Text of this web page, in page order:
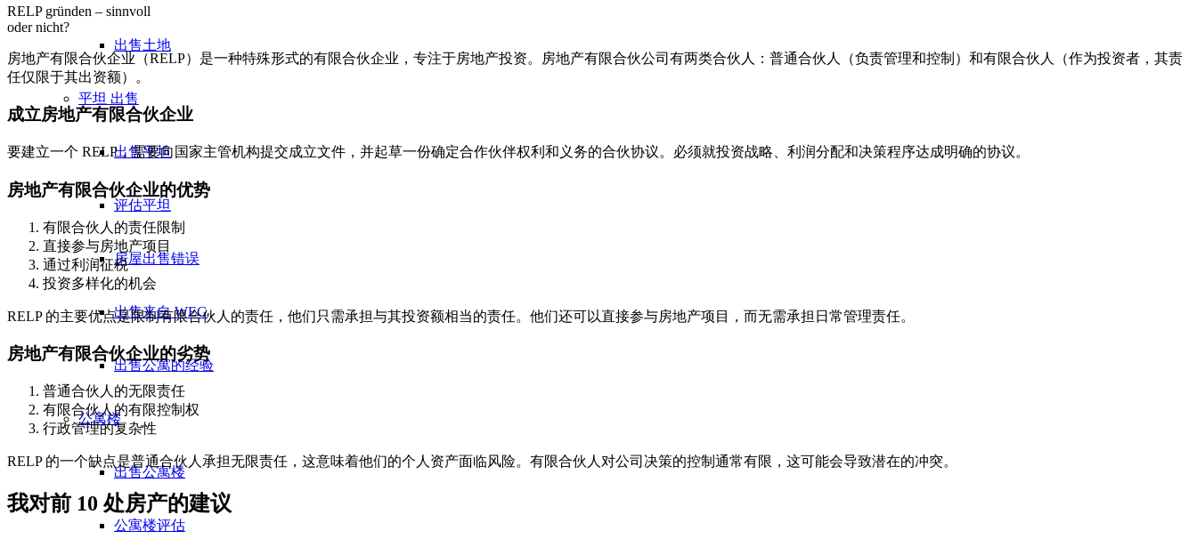
出售土地
平坦 出售
出售平坦
评估平坦
房屋出售错误
出售来自 WEG
出售公寓的经验
公寓楼
出售公寓楼
公寓楼评估
RELP gründen – sinnvoll
oder nicht?
房地产有限合伙企业（RELP）是一种特殊形式的有限合伙企业，专注于房地产投资。房地产有限合伙公司有两类合伙人：普通合伙人（负责管理和控制）和有限合伙人（作为投资者，其责
任仅限于其出资额）。
成立房地产有限合伙企业
要建立一个 RELP，需要向国家主管机构提交成立文件，并起草一份确定合作伙伴权利和义务的合伙协议。必须就投资战略、利润分配和决策程序达成明确的协议。
房地产有限合伙企业的优势
有限合伙人的责任限制
直接参与房地产项目
通过利润征税
投资多样化的机会
RELP 的主要优点是限制有限合伙人的责任，他们只需承担与其投资额相当的责任。他们还可以直接参与房地产项目，而无需承担日常管理责任。
房地产有限合伙企业的劣势
普通合伙人的无限责任
有限合伙人的有限控制权
行政管理的复杂性
RELP 的一个缺点是普通合伙人承担无限责任，这意味着他们的个人资产面临风险。有限合伙人对公司决策的控制通常有限，这可能会导致潜在的冲突。
我对前 10 处房产的建议